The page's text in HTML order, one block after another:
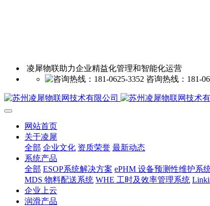
凌犀物联助力企业精益化管理和智能化运营
咨询热线：181-
网站首页
关于凌犀
全部 企业文化 资质荣誉 最新动态
系统产品
全部 ESOP系统解决方案 ePHM 设备预测性维护系
MDS 物料配送系统 WHE 工时及效率管理系统
企业上云
润滑产品